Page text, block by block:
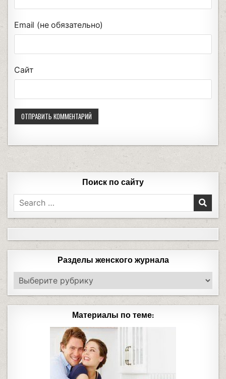
Email (не обязательно)
Сайт
Поиск по сайту
Разделы женского журнала
Материалы по теме: